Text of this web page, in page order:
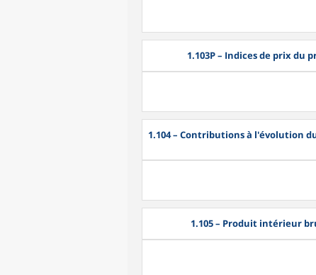
1.103P– Indices de prix du
1.104– Contributions à l'évolution
1.105– Produit intérieur